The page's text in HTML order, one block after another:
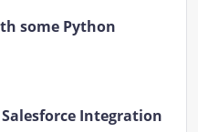
some Python
Integration